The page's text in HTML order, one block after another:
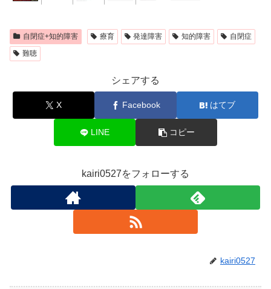
自閉症+知的障害 療育 発達障害 知的障害
自閉症
難聴
シェアする
X Facebook はてブ
LINE コピー
kairi0527をフォローする
kairi0527